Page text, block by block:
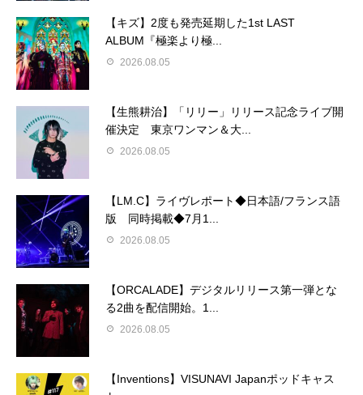
【キズ】2度も発売延期した1st LAST
ALBUM『極楽より極...
2026.08.05
【生熊耕治】「リリー」リリース記念ライブ開
催決定 東京ワンマン＆大...
2026.08.05
【LM.C】ライヴレポート◆日本語/フランス語
版 同時掲載◆7月1...
2026.08.05
【ORCALADE】デジタルリリース第一弾とな
る2曲を配信開始。1...
2026.08.05
【Inventions】VISUNAVI Japanポッドキャス